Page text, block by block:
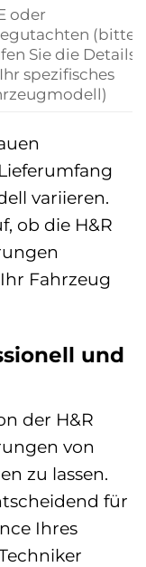
oder
(bitte
Sie die Details
spezifisches
variieren.
ob die H&R
Fahrzeug
und
der H&R
von
zu lassen.
für
Ihres